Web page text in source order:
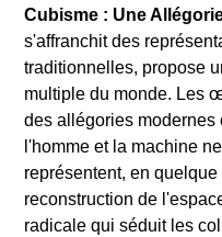
Cubisme : Une
s'affranchit des
traditionnelles, propose
multiple du monde. Les
des allégories modernes
l'homme et la machine
représentent, en
reconstruction de
radicale qui séduit les